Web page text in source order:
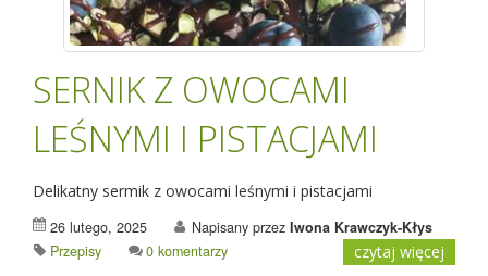
SERNIK Z OWOCAMI
LEŚNYMI I PISTACJAMI
Delikatny sermik z owocami leśnymi i pistacjami
26 lutego, 2025 Napisany przez Iwona Krawczyk-Kłys
Przepisy
0 komentarzy czytaj więcej